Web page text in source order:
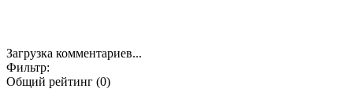
Загрузка комментариев...
Фильтр:
Общий рейтинг (0)